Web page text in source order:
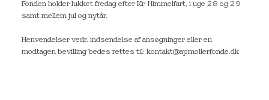
Fonden holder lukket fredag efter Kr. Himmelfart, i uge 28 og 29
samt mellem jul og nytår.
Henvendelser vedr. indsendelse af ansøgninger eller en
modtagen bevilling bedes rettes til: kontakt@apmollerfonde.dk